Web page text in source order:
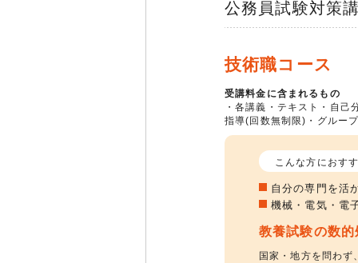
公務員試験対策
技術職コース
受講料金に含まれるもの
・各講義・テキスト・自
指導(回数無制限)・グルー
こんな方におす
自分の専門を活
機械・電気・電
教養試験の数
国家・地方を問わ